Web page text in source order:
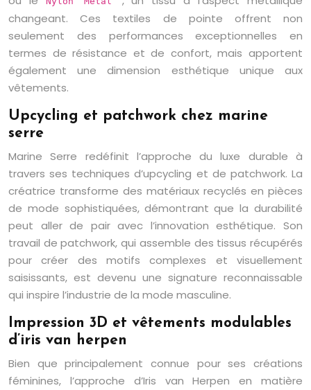
changeant. Ces textiles de pointe offrent non
seulement des performances exceptionnelles en
termes de résistance et de confort, mais apportent
également une dimension esthétique unique aux
vêtements.
Upcycling et patchwork chez marine
serre
Marine Serre redéfinit l’approche du luxe durable à
travers ses techniques d’upcycling et de patchwork. La
créatrice transforme des matériaux recyclés en pièces
de mode sophistiquées, démontrant que la durabilité
peut aller de pair avec l’innovation esthétique. Son
travail de patchwork, qui assemble des tissus récupérés
pour créer des motifs complexes et visuellement
saisissants, est devenu une signature reconnaissable
qui inspire l’industrie de la mode masculine.
Impression 3D et vêtements modulables
d’iris van herpen
Bien que principalement connue pour ses créations
féminines, l’approche d’Iris van Herpen en matière